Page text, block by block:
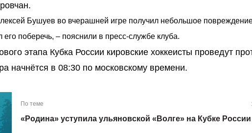
Бушуев во вчерашней игре получил небольшое
поберечь, – пояснили в пресс-службе клуба.
этапа Кубка России кировские хоккеисты проведут
начнётся в 08:30 по московскому времени.
По теме
«Родина» уступила ульяновской «Волге» на Кубке России